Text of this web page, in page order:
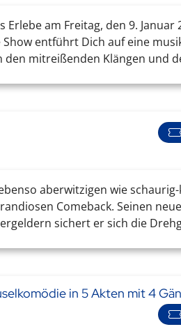
am Freitag, den 9.
entführt Dich auf eine
mitreißenden Klängen und
aberwitzigen wie
Comeback. Seinen
sichert er sich die
in 5 Akten mit 4